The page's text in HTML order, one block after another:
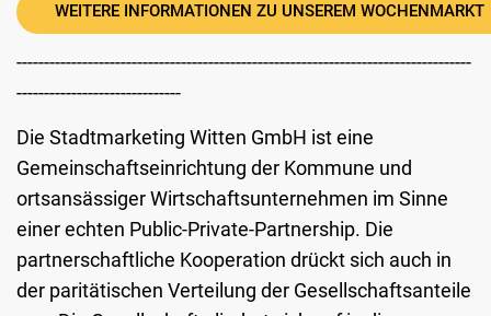
WEITERE INFORMATIONEN ZU UNSEREM WOCHENMARKT
-----------------------------------------------------------------------------------
------------------------------
Die Stadtmarketing Witten GmbH ist eine
Gemeinschaftseinrichtung der Kommune und
ortsansässiger Wirtschaftsunternehmen im Sinne
einer echten Public-Private-Partnership. Die
partnerschaftliche Kooperation drückt sich auch in
der paritätischen Verteilung der Gesellschaftsanteile